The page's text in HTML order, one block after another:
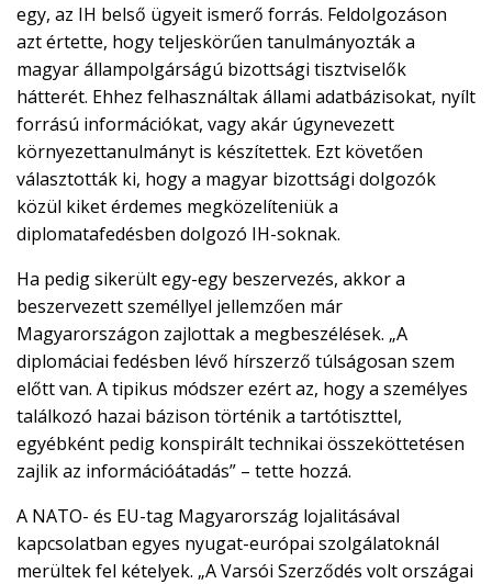
egy, az IH belső ügyeit ismerő forrás. Feldolgozáson
azt értette, hogy teljeskörűen tanulmányozták a
magyar állampolgárságú bizottsági tisztviselők
hátterét. Ehhez felhasználtak állami adatbázisokat, nyílt
forrású információkat, vagy akár úgynevezett
környezettanulmányt is készítettek. Ezt követően
választották ki, hogy a magyar bizottsági dolgozók
közül kiket érdemes megközelíteniük a
diplomatafedésben dolgozó IH-soknak.
Ha pedig sikerült egy-egy beszervezés, akkor a
beszervezett személlyel jellemzően már
Magyarországon zajlottak a megbeszélések. „A
diplomáciai fedésben lévő hírszerző túlságosan szem
előtt van. A tipikus módszer ezért az, hogy a személyes
találkozó hazai bázison történik a tartótiszttel,
egyébként pedig konspirált technikai összeköttetésen
zajlik az információátadás” – tette hozzá.
A NATO- és EU-tag Magyarország lojalitásával
kapcsolatban egyes nyugat-európai szolgálatoknál
merültek fel kételyek. „A Varsói Szerződés volt országai